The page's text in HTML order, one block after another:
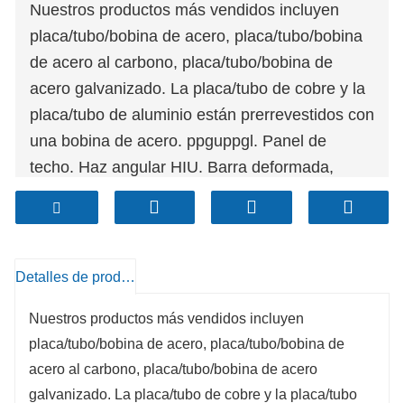
Nuestros productos más vendidos incluyen
placa/tubo/bobina de acero, placa/tubo/bobina
de acero al carbono, placa/tubo/bobina de
acero galvanizado. La placa/tubo de cobre y la
placa/tubo de aluminio están prerrevestidos con
una bobina de acero. ppguppgl. Panel de
techo. Haz angular HIU. Barra deformada,
barra redonda, etc. Los productos se utilizan
ampliamente en las industrias química,
ferrocarril. Automoción, fabricación de papel,
Detalles de producto
Nuestros productos más vendidos incluyen
placa/tubo/bobina de acero, placa/tubo/bobina de
acero al carbono, placa/tubo/bobina de acero
galvanizado. La placa/tubo de cobre y la placa/tubo